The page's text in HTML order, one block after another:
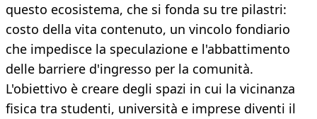
questo ecosistema, che si fonda su tre pilastri:
costo della vita contenuto, un vincolo fondiario
che impedisce la speculazione e l'abbattimento
delle barriere d'ingresso per la comunità.
L'obiettivo è creare degli spazi in cui la vicinanza
fisica tra studenti, università e imprese diventi il